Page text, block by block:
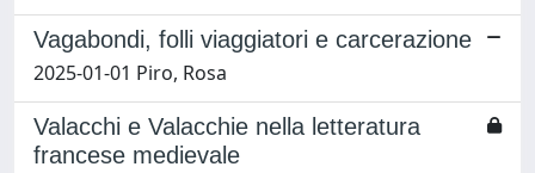
Vagabondi, folli viaggiatori e carcerazione
2025-01-01 Piro, Rosa
Valacchi e Valacchie nella letteratura
francese medievale